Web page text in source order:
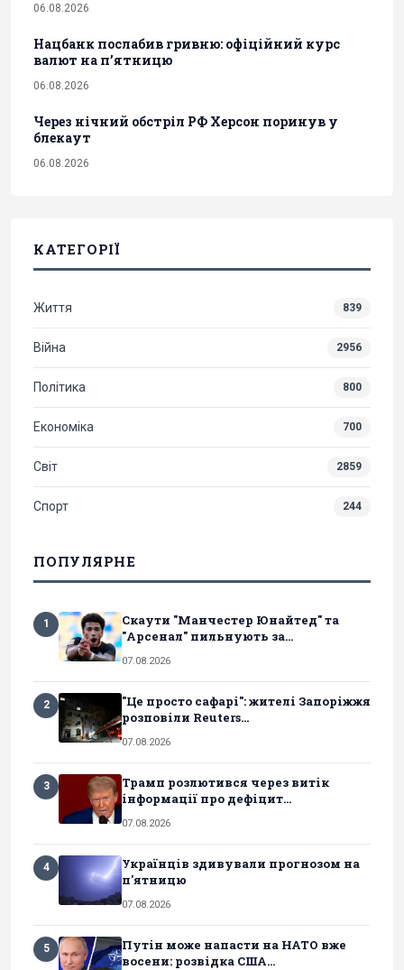
06.08.2026
Нацбанк послабив гривню: офіційний курс
валют на п’ятницю
06.08.2026
Через нічний обстріл РФ Херсон поринув у
блекаут
06.08.2026
КАТЕГОРІЇ
Життя 839
Війна 2956
Політика 800
Економіка 700
Світ 2859
Спорт 244
ПОПУЛЯРНЕ
1
Скаути "Манчестер Юнайтед" та
"Арсенал" пильнують за...
07.08.2026
2
"Це просто сафарі": жителі Запоріжжя
розповіли Reuters...
07.08.2026
3
Трамп розлютився через витік
інформації про дефіцит...
07.08.2026
4
Українців здивували прогнозом на
п'ятницю
07.08.2026
5
Путін може напасти на НАТО вже
восени: розвідка США...